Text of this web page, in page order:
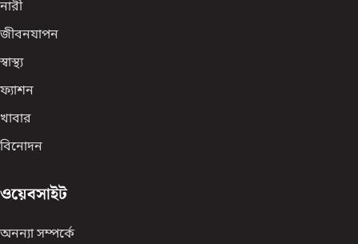
নারী
জীবনযাপন
স্বাস্থ্য
ফ্যাশন
খাবার
বিনোদন
ওয়েবসাইট
অনন্যা সম্পর্কে